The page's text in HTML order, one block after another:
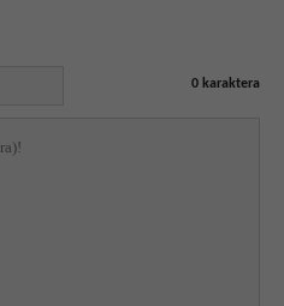
0 karaktera